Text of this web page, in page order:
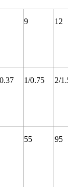
9 12
1/0.75 2/1.5
55 95